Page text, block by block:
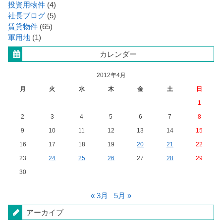
投資用物件 (4)
社長ブログ (5)
賃貸物件 (65)
軍用地 (1)
カレンダー
2012年4月
月
火 水 木 金 土
日
1
2
3 4 5 6 7
8
9
10 11 12 13 14
15
16
17 18 19 20 21
22
23
24 25 26 27 28
29
30
« 3月 5月 »
アーカイブ